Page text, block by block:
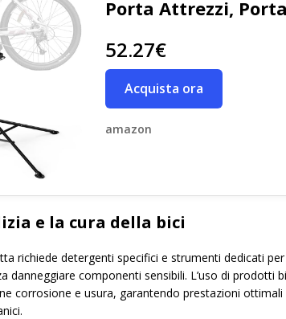
Porta Attrezzi,
52.27€
Acquista ora
amazon
e la cura della bici
richiede detergenti specifici e strumenti dedicati
danneggiare componenti sensibili. L’uso di prodotti
corrosione e usura, garantendo prestazioni ottimali